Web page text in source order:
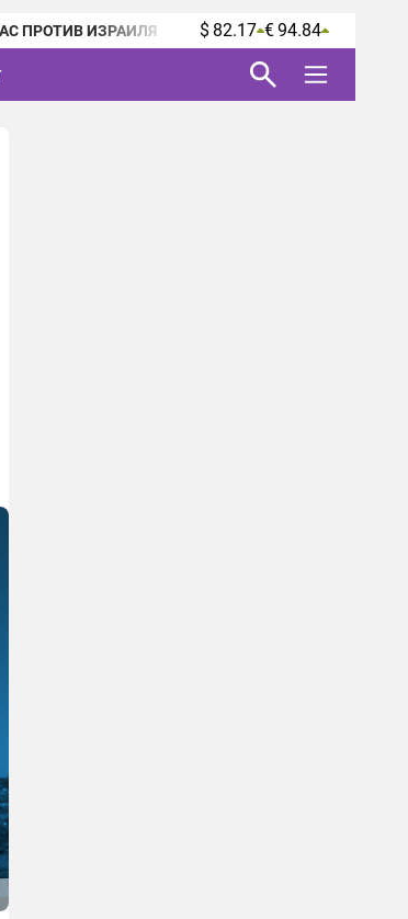
ПРОТИВ ИЗРАИЛЯ $ 82.17 € 94.84